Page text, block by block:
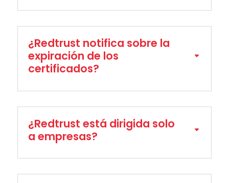
¿Redtrust notifica sobre la
expiración de los
certificados?
¿Redtrust está dirigida solo
a empresas?